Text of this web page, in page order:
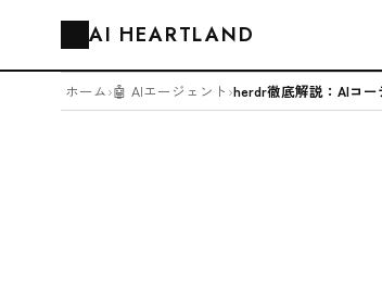
AI HEARTLAND
ホーム›🤖 AIエージェント ›